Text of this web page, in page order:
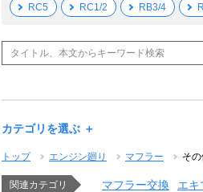
RC5 RC1/2 RB3/4
カテゴリを選ぶ ＋
トップ エンジン廻り マフラー そ
関連カテゴリ マフラー交換
エキ